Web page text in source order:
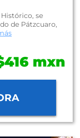
se
de Pátzcuaro,
mxn